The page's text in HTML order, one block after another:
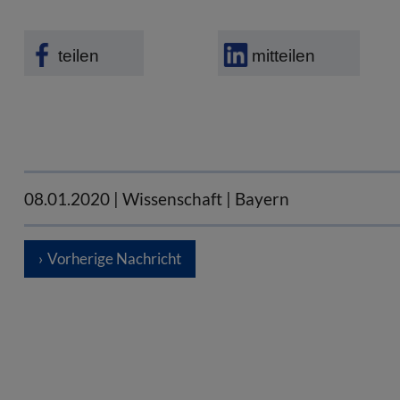
teilen mitteilen
08.01.2020 | Wissenschaft | Bayern
Vorherige Nachricht